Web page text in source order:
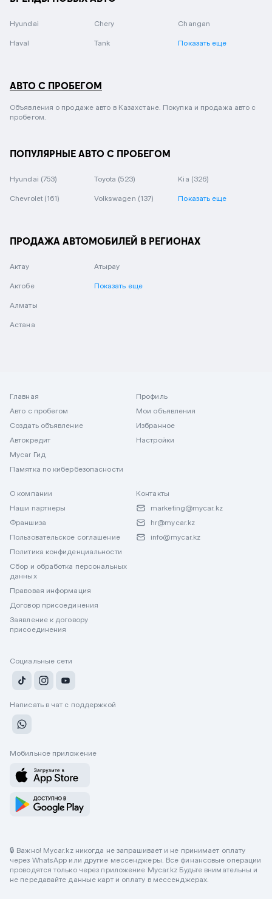
Hyundai Chery Changan
Haval Tank Показать еще
АВТО С ПРОБЕГОМ
Объявления о продаже авто в Казахстане. Покупка и продажа авто с
пробегом.
ПОПУЛЯРНЫЕ АВТО С ПРОБЕГОМ
Hyundai (753) Toyota (523) Kia (326)
Chevrolet (161) Volkswagen (137) Показать еще
ПРОДАЖА АВТОМОБИЛЕЙ В РЕГИОНАХ
Актау
Актобе
Алматы
Астана
Атырау
Показать еще
Главная
Авто с пробегом
Создать объявление
Автокредит
Mycar Гид
Памятка по кибербезопасности
Профиль
Мои объявления
Избранное
Настройки
О компании
Наши партнеры
Франшиза
Пользовательское соглашение
Политика конфиденциальности
Сбор и обработка персональных
данных
Правовая информация
Договор присоединения
Заявление к договору
присоединения
Контакты
marketing@mycar.kz
hr@mycar.kz
info@mycar.kz
Социальные сети
Написать в чат с поддержкой
Мобильное приложение
🔒 Важно! Mycar.kz никогда не запрашивает и не принимает оплату
через WhatsApp или другие мессенджеры. Все финансовые операции
проводятся только через приложение Mycar.kz Будьте внимательны и
не передавайте данные карт и оплату в мессенджерах.